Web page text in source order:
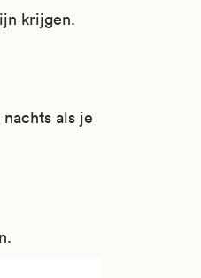
krijgen.
als je